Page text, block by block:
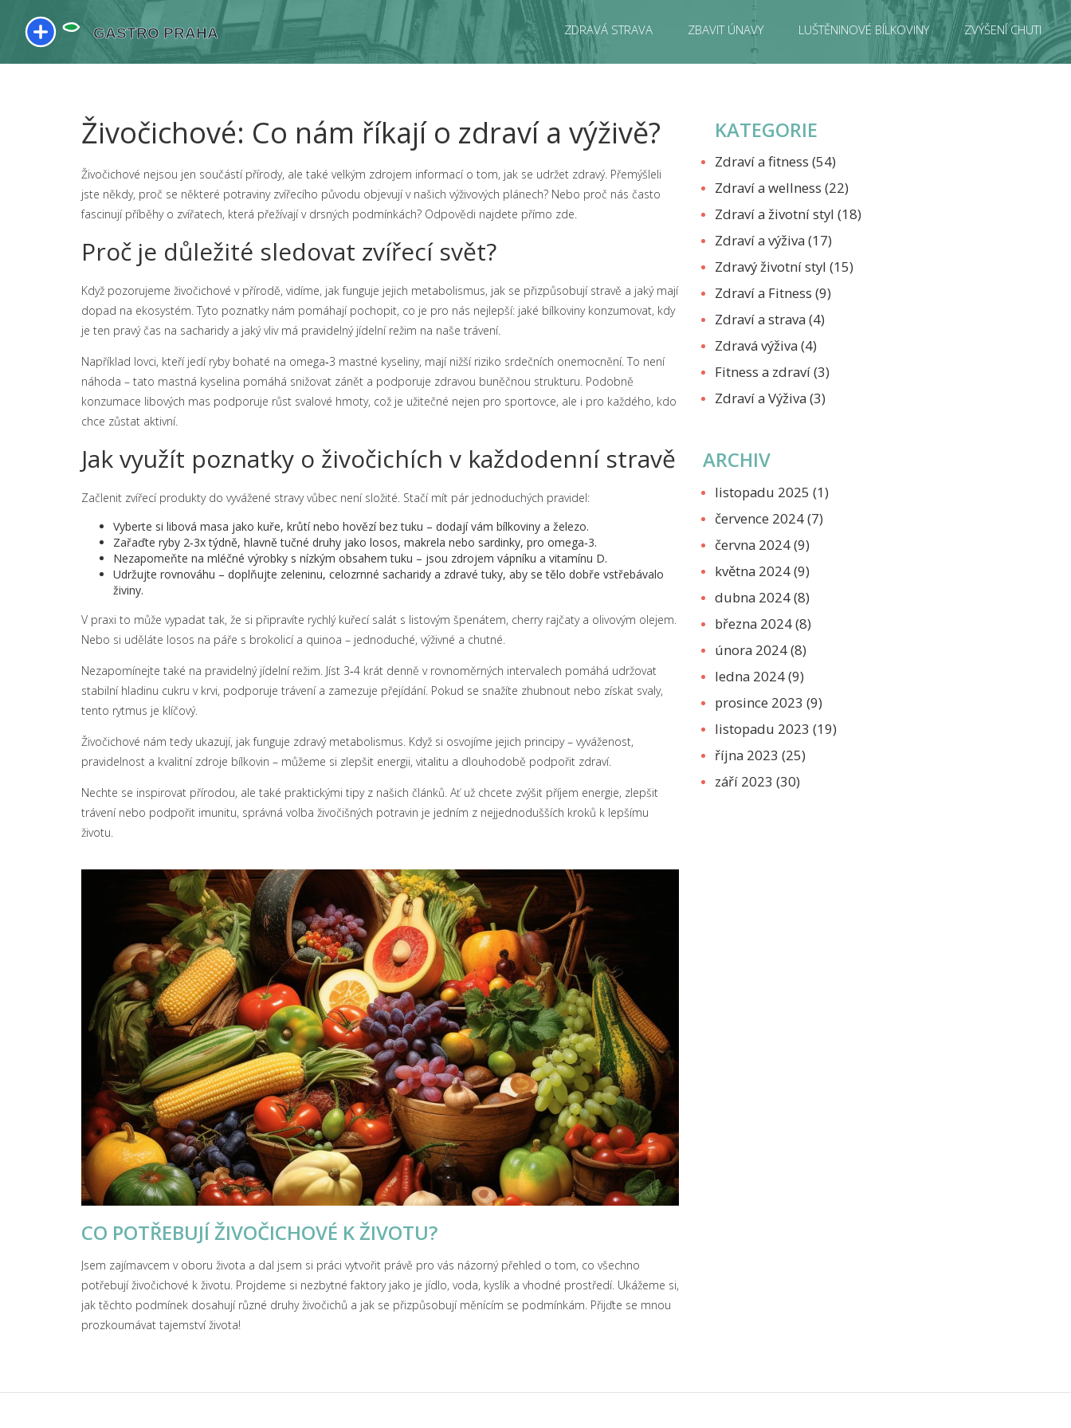
ZDRAVÁ STRAVA ZBAVIT ÚNAVY LUŠTĚNINOVÉ BÍLKOVINY ZVÝŠENÍ CHUTI
Živočichové: Co nám říkají o zdraví a výživě?
Živočichové nejsou jen součástí přírody, ale také velkým zdrojem informací o tom, jak se udržet zdravý. Přemýšleli
jste někdy, proč se některé potraviny zvířecího původu objevují v našich výživových plánech? Nebo proč nás často
fascinují příběhy o zvířatech, která přežívají v drsných podmínkách? Odpovědi najdete přímo zde.
Proč je důležité sledovat zvířecí svět?
Když pozorujeme živočichové v přírodě, vidíme, jak funguje jejich metabolismus, jak se přizpůsobují stravě a jaký mají
dopad na ekosystém. Tyto poznatky nám pomáhají pochopit, co je pro nás nejlepší: jaké bílkoviny konzumovat, kdy
je ten pravý čas na sacharidy a jaký vliv má pravidelný jídelní režim na naše trávení.
Například lovci, kteří jedí ryby bohaté na omega‑3 mastné kyseliny, mají nižší riziko srdečních onemocnění. To není
náhoda – tato mastná kyselina pomáhá snižovat zánět a podporuje zdravou buněčnou strukturu. Podobně
konzumace libových mas podporuje růst svalové hmoty, což je užitečné nejen pro sportovce, ale i pro každého, kdo
chce zůstat aktivní.
Jak využít poznatky o živočichích v každodenní stravě
Začlenit zvířecí produkty do vyvážené stravy vůbec není složité. Stačí mít pár jednoduchých pravidel:
Vyberte si libová masa jako kuře, krůtí nebo hovězí bez tuku – dodají vám bílkoviny a železo.
Zařaďte ryby 2‑3x týdně, hlavně tučné druhy jako losos, makrela nebo sardinky, pro omega‑3.
Nezapomeňte na mléčné výrobky s nízkým obsahem tuku – jsou zdrojem vápníku a vitamínu D.
Udržujte rovnováhu – doplňujte zeleninu, celozrnné sacharidy a zdravé tuky, aby se tělo dobře vstřebávalo
živiny.
V praxi to může vypadat tak, že si připravíte rychlý kuřecí salát s listovým špenátem, cherry rajčaty a olivovým olejem.
Nebo si uděláte losos na páře s brokolicí a quinoa – jednoduché, výživné a chutné.
Nezapomínejte také na pravidelný jídelní režim. Jíst 3‑4 krát denně v rovnoměrných intervalech pomáhá udržovat
stabilní hladinu cukru v krvi, podporuje trávení a zamezuje přejídání. Pokud se snažíte zhubnout nebo získat svaly,
tento rytmus je klíčový.
Živočichové nám tedy ukazují, jak funguje zdravý metabolismus. Když si osvojíme jejich principy – vyváženost,
pravidelnost a kvalitní zdroje bílkovin – můžeme si zlepšit energii, vitalitu a dlouhodobě podpořit zdraví.
Nechte se inspirovat přírodou, ale také praktickými tipy z našich článků. Ať už chcete zvýšit příjem energie, zlepšit
trávení nebo podpořit imunitu, správná volba živočišných potravin je jedním z nejjednodušších kroků k lepšímu
životu.
CO POTŘEBUJÍ ŽIVOČICHOVÉ K ŽIVOTU?
Jsem zajímavcem v oboru života a dal jsem si práci vytvořit právě pro vás názorný přehled o tom, co všechno
potřebují živočichové k životu. Projdeme si nezbytné faktory jako je jídlo, voda, kyslík a vhodné prostředí. Ukážeme si,
jak těchto podmínek dosahují různé druhy živočichů a jak se přizpůsobují měnícím se podmínkám. Přijďte se mnou
prozkoumávat tajemství života!
KATEGORIE
Zdraví a fitness (54)
Zdraví a wellness (22)
Zdraví a životní styl (18)
Zdraví a výživa (17)
Zdravý životní styl (15)
Zdraví a Fitness (9)
Zdraví a strava (4)
Zdravá výživa (4)
Fitness a zdraví(3)
Zdraví a Výživa (3)
ARCHIV
listopadu 2025 (1)
července 2024(7)
června 2024(9)
května 2024(9)
dubna 2024(8)
března 2024(8)
února 2024(8)
ledna 2024(9)
prosince 2023 (9)
listopadu 2023 (19)
října 2023 (25)
září 2023 (30)